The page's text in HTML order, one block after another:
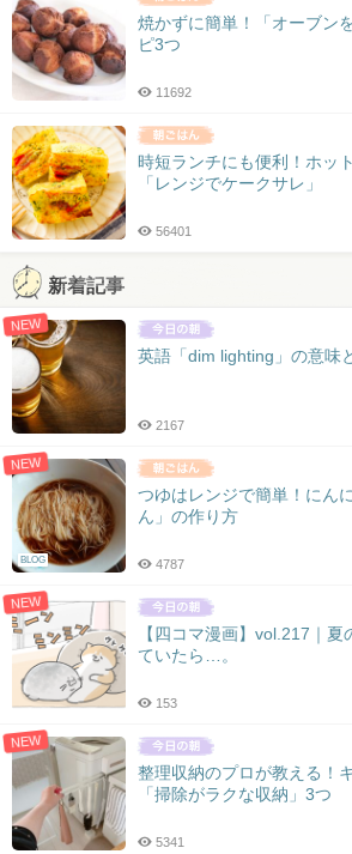
焼かずに簡単！「オーブン
ピ3つ
11692
時短ランチにも便利！ホッ
「レンジでケークサレ」
56401
新着記事
NEW
英語「dim lighting」の意味
2167
NEW
BLOG
つゆはレンジで簡単！にん
ん」の作り方
4787
NEW
【四コマ漫画】vol.217｜
ていたら…。
153
NEW
整理収納のプロが教える！
「掃除がラクな収納」3つ
5341